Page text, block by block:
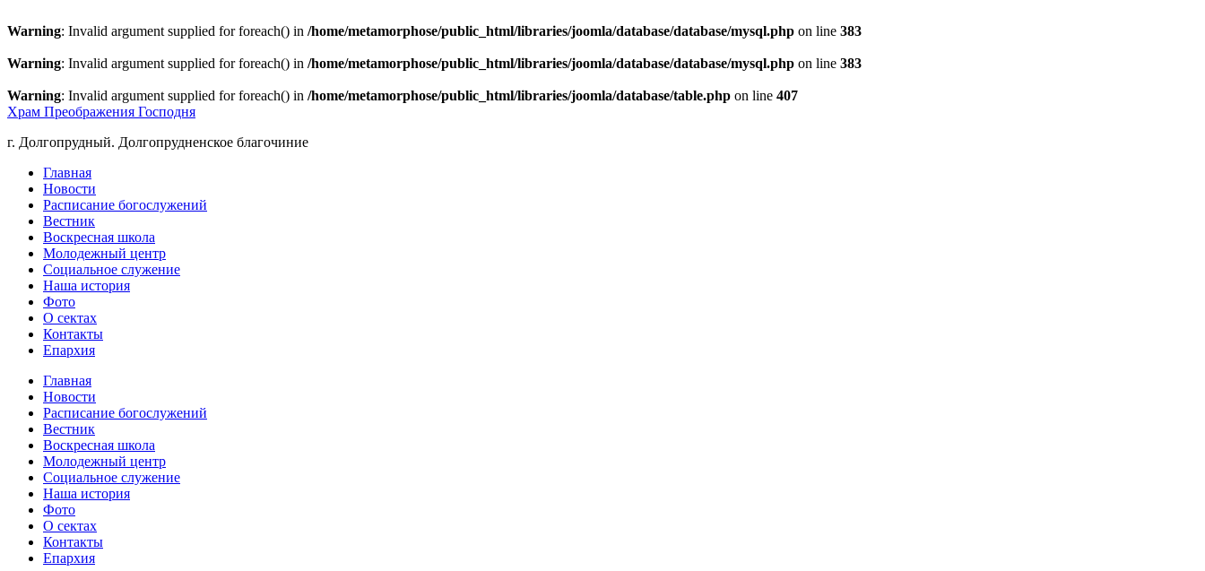
Warning: Invalid argument supplied for foreach() in /home/metamorphose/public_html/libraries/joomla/database/database/mysql.php on line 383
Warning: Invalid argument supplied for foreach() in /home/metamorphose/public_html/libraries/joomla/database/database/mysql.php on line 383
Warning: Invalid argument supplied for foreach() in /home/metamorphose/public_html/libraries/joomla/database/table.php on line 407
Храм Преображения Господня
г. Долгопрудный. Долгопрудненское благочиние
Главная
Новости
Расписание богослужений
Вестник
Воскресная школа
Молодежный центр
Социальное служение
Наша история
Фото
О сектах
Контакты
Епархия
Главная
Новости
Расписание богослужений
Вестник
Воскресная школа
Молодежный центр
Социальное служение
Наша история
Фото
О сектах
Контакты
Епархия